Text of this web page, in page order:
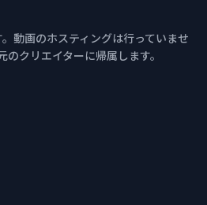
動画のホスティングは行っていませ
クリエイターに帰属します。